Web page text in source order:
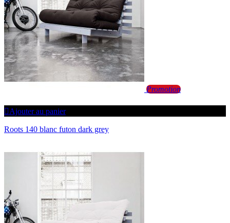
Promotion
Ajouter au panier
Roots 140 blanc futon dark grey